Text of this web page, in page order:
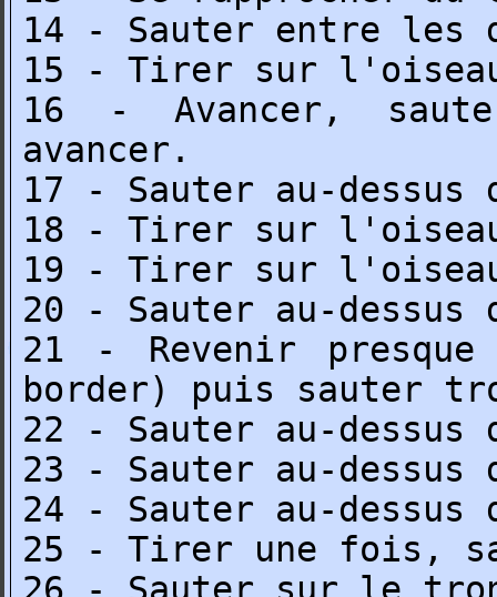
14 - Sauter entre les
15 - Tirer sur
16 - Avancer,
avancer.
17 - Sauter au-
18 - Tirer sur
19 - Tirer sur
20 - Sauter au-
21 - Revenir
border) puis sauter
22 - Sauter au-
23 - Sauter au-
24 - Sauter au-
25 - Tirer une fois,